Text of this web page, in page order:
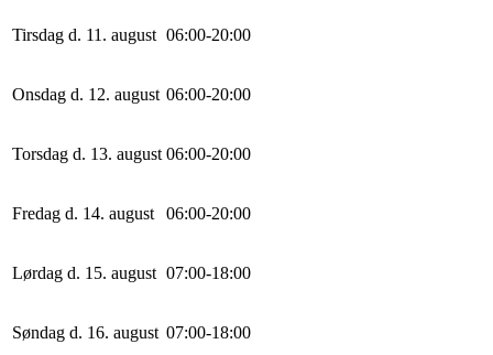
Tirsdag d. 11. august 06:00-20:00
Onsdag d. 12. august 06:00-20:00
Torsdag d. 13. august 06:00-20:00
Fredag d. 14. august 06:00-20:00
Lørdag d. 15. august 07:00-18:00
Søndag d. 16. august 07:00-18:00